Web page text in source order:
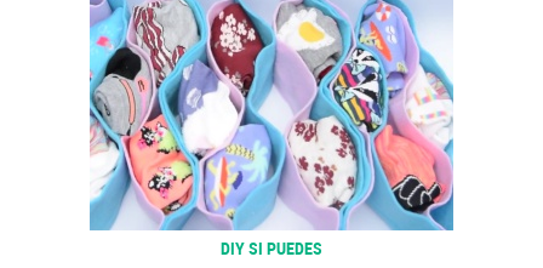
DIY SI PUEDES